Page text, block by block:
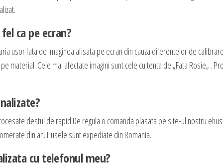
ca pe ecran?
usor fata de imaginea afisata pe ecran din cauza diferentelor de
Cele mai afectate imagini sunt cele cu tenta de „Fata Rosie„ .
destul de rapid.De regula o comanda plasata pe site-ul nostru
din an. Husele sunt expediate din Romania.
cu telefonul meu?